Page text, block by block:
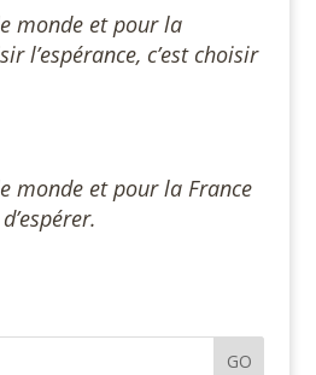
monde et pour la
l’espérance, c’est choisir
monde et pour la France
GO